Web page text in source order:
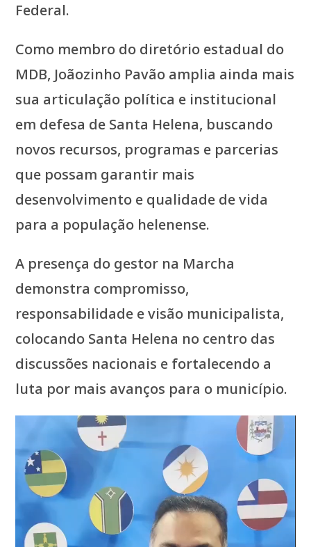
Federal.
Como membro do diretório estadual do
MDB, Joãozinho Pavão amplia ainda mais
sua articulação política e institucional
em defesa de Santa Helena, buscando
novos recursos, programas e parcerias
que possam garantir mais
desenvolvimento e qualidade de vida
para a população helenense.
A presença do gestor na Marcha
demonstra compromisso,
responsabilidade e visão municipalista,
colocando Santa Helena no centro das
discussões nacionais e fortalecendo a
luta por mais avanços para o município.
Tocador
de
vídeo